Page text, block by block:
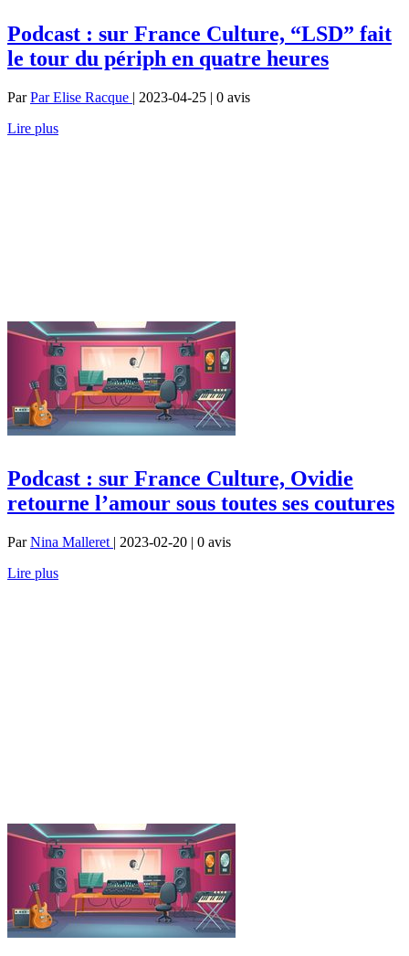
Podcast : sur France Culture, “LSD” fait
le tour du périph en quatre heures
ParPar Elise Racque | 2023-04-25 | 0 avis
Lire plus
Podcast : sur France Culture, Ovidie
retourne l’amour sous toutes ses coutures
ParNina Malleret | 2023-02-20 | 0 avis
Lire plus